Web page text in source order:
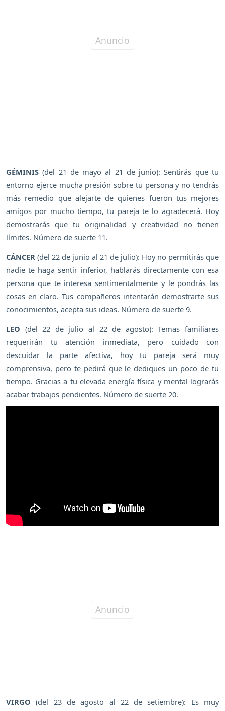
GÉMINIS (del 21 de mayo al 21 de junio): Sentirás que tu
entorno ejerce mucha presión sobre tu persona y no tendrás
más remedio que alejarte de quienes fueron tus mejores
amigos por mucho tiempo, tu pareja te lo agradecerá. Hoy
demostrarás que tu originalidad y creatividad no tienen
límites. Número de suerte 11.
CÁNCER (del 22 de junio al 21 de julio): Hoy no permitirás que
nadie te haga sentir inferior, hablarás directamente con esa
persona que te interesa sentimentalmente y le pondrás las
cosas en claro. Tus compañeros intentarán demostrarte sus
conocimientos, acepta sus ideas. Número de suerte 9.
LEO (del 22 de julio al 22 de agosto): Temas familiares
requerirán tu atención inmediata, pero cuidado con
descuidar la parte afectiva, hoy tu pareja será muy
comprensiva, pero te pedirá que le dediques un poco de tu
tiempo. Gracias a tu elevada energía física y mental lograrás
acabar trabajos pendientes. Número de suerte 20.
VIRGO (del 23 de agosto al 22 de setiembre): Es muy